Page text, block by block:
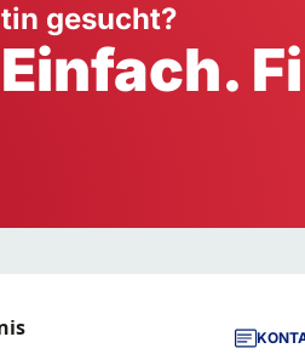
Handwerk
Dienstleistung
gesucht?